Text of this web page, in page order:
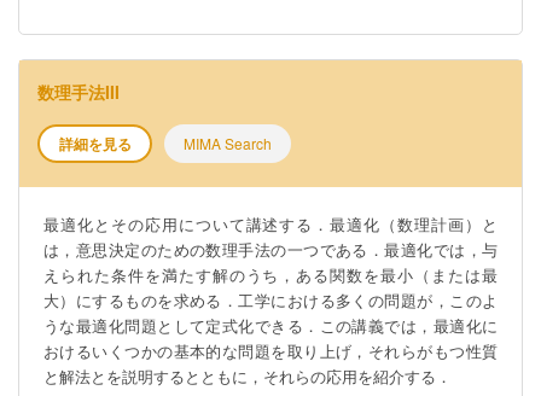
数理手法III
詳細を見る MIMA Search
最適化とその応用について講述する．最適化（数理計画）と
は，意思決定のための数理手法の一つである．最適化では，与
えられた条件を満たす解のうち，ある関数を最小（または最
大）にするものを求める．工学における多くの問題が，このよ
うな最適化問題として定式化できる．この講義では，最適化に
おけるいくつかの基本的な問題を取り上げ，それらがもつ性質
と解法とを説明するとともに，それらの応用を紹介する．